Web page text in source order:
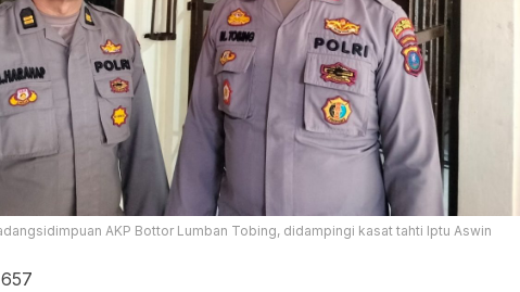
AKP Bottor Lumban Tobing, didampingi kasat tahti Iptu Aswin
657